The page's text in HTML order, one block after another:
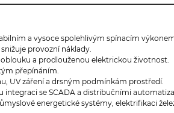
a vysoce spolehlivým spínacím
provozní náklady.
a prodlouženou elektrickou životnost.
přepínáním.
UV záření a drsným podmínkám prostředí.
se SCADA a distribučními
energetické systémy, elektrifikaci